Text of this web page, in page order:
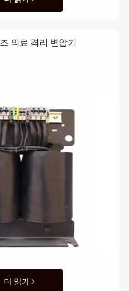
의료 격리 변압기
더 읽기